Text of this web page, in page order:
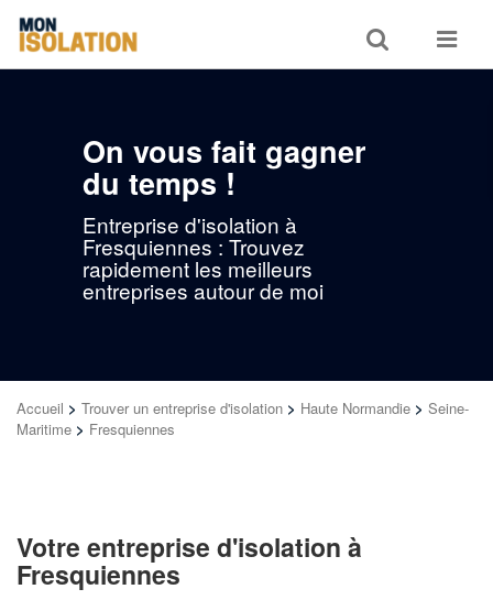
Toggle
search
Toggle
On vous fait gagner
du temps !
Entreprise d'isolation à
Fresquiennes : Trouvez
rapidement les meilleurs
entreprises autour de moi
Accueil > Trouver un entreprise d'isolation > Haute Normandie > Seine-
Maritime > Fresquiennes
Votre entreprise d'isolation à
Fresquiennes